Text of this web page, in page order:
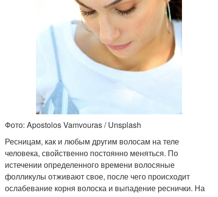
Фото: Apostolos Vamvouras / Unsplash
Ресницам, как и любым другим волосам на теле
человека, свойственно постоянно меняться. По
истечении определенного времени волосяные
фолликулы отживают свое, после чего происходит
ослабевание корня волоска и выпадение реснички. На